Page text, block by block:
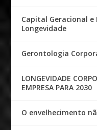
Capital Geracional e
Longevidade
Gerontologia
LONGEVIDADE
EMPRESA PARA 2030
O envelhecimento